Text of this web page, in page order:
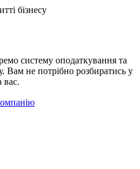
бізнесу
систему оподаткування та
Вам не потрібно розбиратись у
вас.